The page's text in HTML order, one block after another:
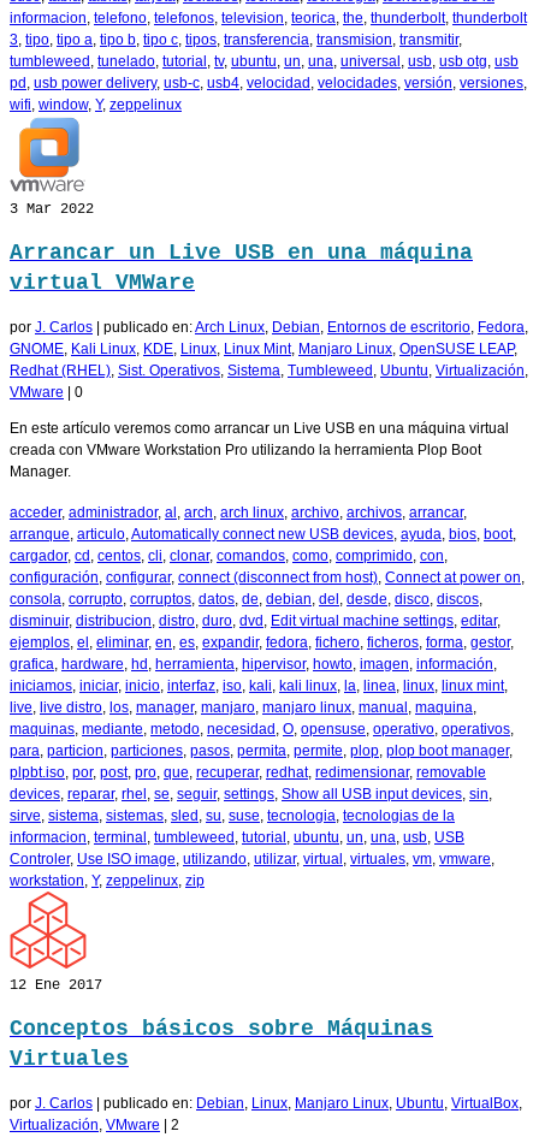
informacion, telefono, telefonos, television, teorica, the, thunderbolt, thunderbolt
3, tipo, tipo a, tipo b, tipo c, tipos, transferencia, transmision, transmitir,
tumbleweed , tunelado, tutorial , tv, ubuntu, un, una, universal , usb, usb otg, usb
pd , usb power delivery, usb-c, usb4, velocidad , velocidades, versión, versiones,
wifi, window, Y, zeppelinux
3 Mar 2022
Arrancar un Live USB en una máquina
virtual VMWare
por J. Carlos publicado en:Arch Linux, Debian, Entornos de escritorio, Fedora,
GNOME, Kali Linux, KDE, Linux, Linux Mint, Manjaro Linux, OpenSUSE LEAP,
Redhat (RHEL), Sist. Operativos, Sistema, Tumbleweed , Ubuntu, Virtualización,
VMware
0
En este artículo veremos como arrancar un Live USB en una máquina virtual
creada con VMware Workstation Pro utilizando la herramienta Plop Boot
Manager.
acceder, administrador, al , arch, arch linux, archivo, archivos, arrancar,
arranque, articulo,Automatically connect new USB devices, ayuda, bios, boot,
cargador, cd , centos, cli, clonar, comandos, como, comprimido, con,
configuración, configurar, connect (disconnect from host), Connect at power on,
consola, corrupto, corruptos, datos, de, debian, del , desde, disco, discos,
disminuir, distribucion, distro, duro, dvd , Edit virtual machine settings, editar,
ejemplos, el , eliminar, en, es, expandir, fedora, fichero, ficheros, forma, gestor,
grafica, hardware, hd , herramienta, hipervisor, howto, imagen, información,
iniciamos, iniciar, inicio, interfaz, iso, kali, kali linux, la, linea, linux, linux mint,
live, live distro, los, manager, manjaro, manjaro linux, manual , maquina,
maquinas, mediante, metodo, necesidad , O, opensuse, operativo, operativos,
para, particion, particiones, pasos, permita, permite, plop, plop boot manager,
plpbt.iso, por, post, pro, que, recuperar, redhat, redimensionar, removable
devices, reparar, rhel , se, seguir, settings, Show all USB input devices, sin,
sirve, sistema, sistemas, sled , su, suse, tecnologia, tecnologias de la
informacion, terminal , tumbleweed , tutorial , ubuntu, un, una, usb, USB
Controler, Use ISO image, utilizando, utilizar, virtual , virtuales, vm, vmware,
workstation, Y, zeppelinux, zip
12 Ene 2017
Conceptos básicos sobre Máquinas
Virtuales
por J. Carlos | publicado en: Debian Linux Manjaro Linux Ubuntu VirtualBox
Virtualización VMware | 2